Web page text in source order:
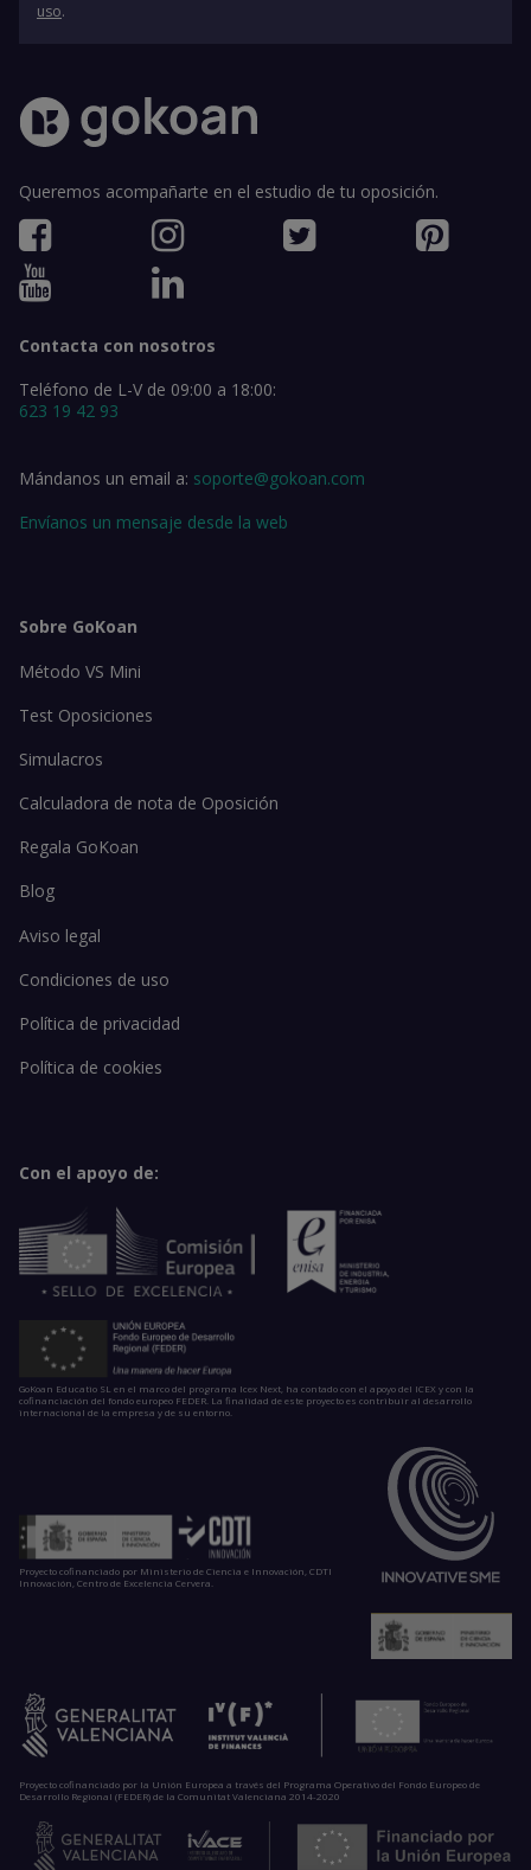
uso.
Queremos acompañarte en el estudio de tu oposición.
Contacta con nosotros
Teléfono de L-V de 09:00 a 18:00:
623 19 42 93
Mándanos un email a: soporte@gokoan.com
Envíanos un mensaje desde la web
Sobre GoKoan
Método VS Mini
Test Oposiciones
Simulacros
Calculadora de nota de Oposición
Regala GoKoan
Blog
Aviso legal
Condiciones de uso
Política de privacidad
Política de cookies
Con el apoyo de:
GoKoan Educatio SL en el marco del programa Icex Next, ha contado con el apoyo del ICEX y con la
cofinanciación del fondo europeo FEDER. La finalidad de este proyecto es contribuir al desarrollo
internacional de la empresa y de su entorno.
Proyecto cofinanciado por Ministerio de Ciencia e Innovación, CDTI
Innovación, Centro de Excelencia Cervera.
Proyecto cofinanciado por la Unión Europea a través del Programa Operativo del Fondo Europeo de
Desarrollo Regional (FEDER) de la Comunitat Valenciana 2014-2020